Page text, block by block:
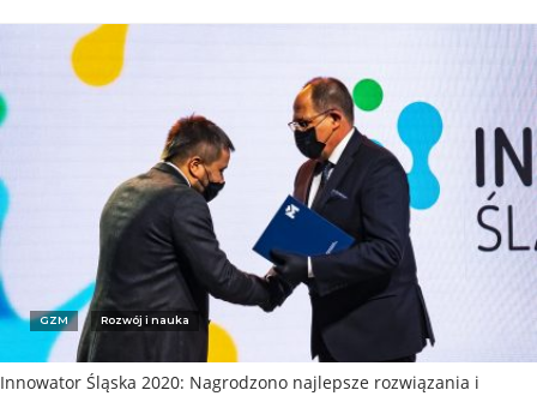
GZM Rozwój i nauka
Innowator Śląska 2020: Nagrodzono najlepsze rozwiązania i